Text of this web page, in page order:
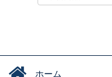
ホーム